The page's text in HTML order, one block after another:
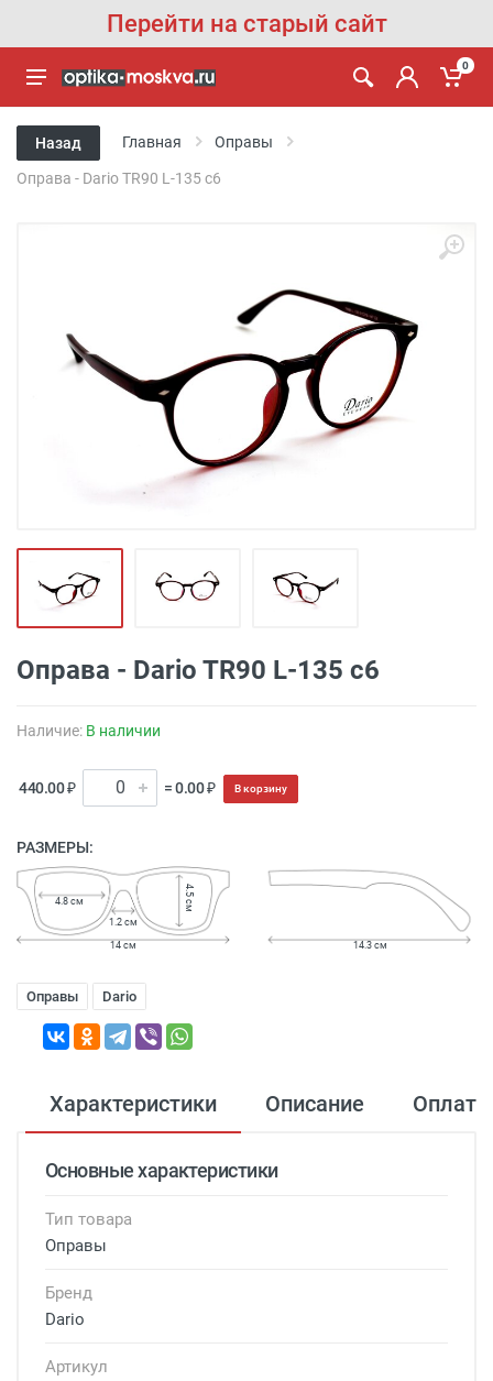
Перейти на старый сайт
0
Назад Главная Оправы
Оправа - Dario TR90 L-135 c6
Оправа - Dario TR90 L-135 c6
Наличие: В наличии
440.00 ₽ = 0.00 ₽ В корзину
РАЗМЕРЫ:
1.2 см
4.8 см 4.5 см
14 см 14.3 см
Оправы Dario
Характеристики Описание Оплата
Основные характеристики
Тип товара
Оправы
Бренд
Dario
Артикул